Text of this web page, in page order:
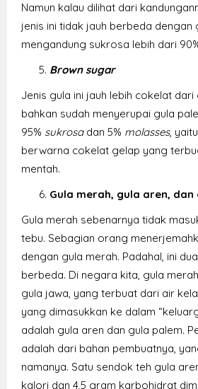
Namun kalau dilihat dari
jenis ini tidak jauh berbeda dengan
mengandung sukrosa lebih dari
Brown sugar
Jenis gula ini jauh lebih cokelat dari
bahkan sudah menyerupai gula
95% sukrosadan 5% molasses,
berwarna cokelat gelap yang
mentah.
Gula merah, gula aren, dan
Gula merah sebenarnya tidak
tebu. Sebagian orang
dengan gula merah. Padahal, ini
berbeda. Di negara kita, gula
gula jawa, yang terbuat dari air
yang dimasukkan ke dalam
adalah gula aren dan gula palem.
adalah dari bahan pembuatnya,
namanya. Satu sendok teh gula
kalori dan 4,5 gram karbohidrat